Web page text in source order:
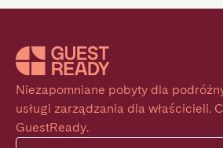
Niezapomniane pobyty dla
usługi zarządzania dla właścicieli.
GuestReady.